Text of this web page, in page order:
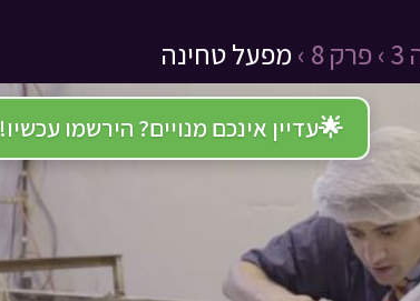
פרק 8 › מפעל טחינה
🌟עדיין אינכם מנויים? הירשמו עכשיו!